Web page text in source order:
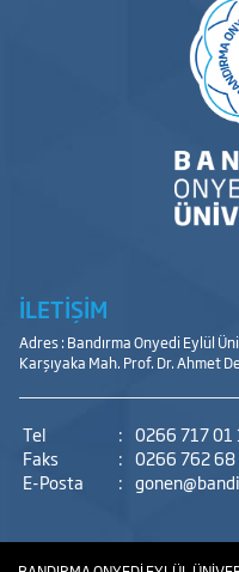
İLETİŞİM
Adres : Bandırma Onyedi Eylül
Karşıyaka Mah. Prof. Dr. Ahmet
Tel : 0266 717 01
Faks
: 0266 762 68
E-Posta
: